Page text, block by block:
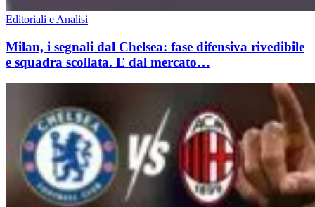
Editoriali e Analisi
Milan, i segnali dal Chelsea: fase difensiva rivedibile
e squadra scollata. E dal mercato…